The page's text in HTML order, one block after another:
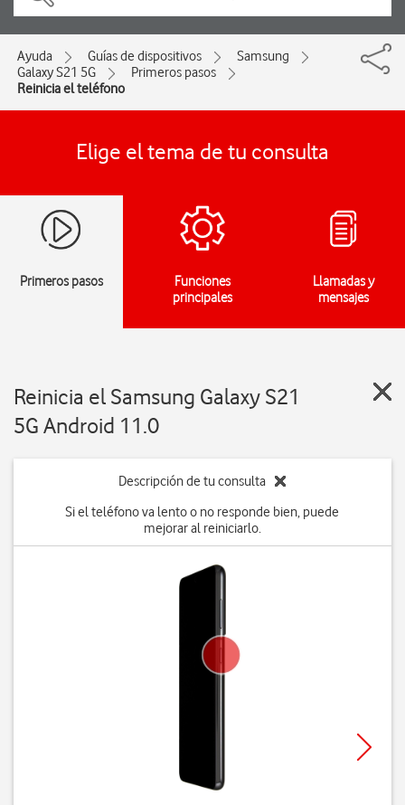
Ayuda Guías de dispositivos
Samsung
Galaxy S21 5G
Primeros pasos
Reinicia el teléfono
Elige el tema de tu consulta
Primeros pasos
Funciones
principales
Llamadas y
mensajes
Reinicia el Samsung Galaxy S21
5G Android 11.0
Descripción de tu consulta
Si el teléfono va lento o no responde bien, puede
mejorar al reiniciarlo.